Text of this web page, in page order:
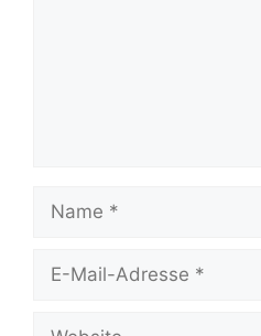
Name
Website